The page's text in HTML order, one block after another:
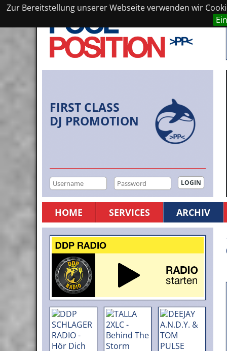
Zur Bereitstellung unserer Webseite verwenden wir
FIRST CLASS
DJ PROMOTION
HOME SERVICES ARCHIV